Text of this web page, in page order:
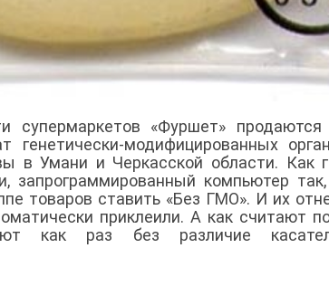
супермаркетов «Фуршет»
модифицированных
в Умани и Черкасской области. Как
запрограммированный компьютер
товаров ставить «Без ГМО». И их
приклеили. А как считают
как раз без различие